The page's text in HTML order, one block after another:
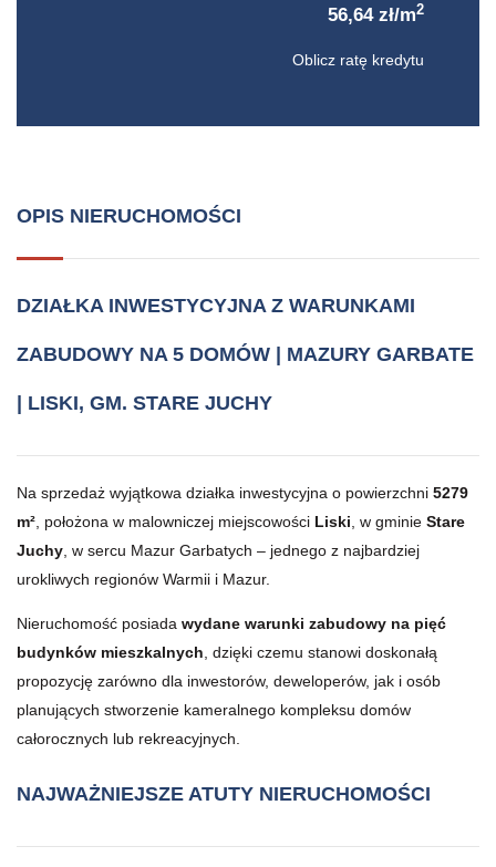
56,64 zł/m2
Oblicz ratę kredytu
OPIS NIERUCHOMOŚCI
DZIAŁKA INWESTYCYJNA Z WARUNKAMI
ZABUDOWY NA 5 DOMÓW | MAZURY GARBATE
| LISKI, GM. STARE JUCHY
Na sprzedaż wyjątkowa działka inwestycyjna o powierzchni 5279
m² , położona w malowniczej miejscowości Liski , w gminie Stare
Juchy , w sercu Mazur Garbatych – jednego z najbardziej
urokliwych regionów Warmii i Mazur.
Nieruchomość posiada wydane warunki zabudowy na pięć
budynków mieszkalnych , dzięki czemu stanowi doskonałą
propozycję zarówno dla inwestorów, deweloperów, jak i osób
planujących stworzenie kameralnego kompleksu domów
całorocznych lub rekreacyjnych.
NAJWAŻNIEJSZE ATUTY NIERUCHOMOŚCI